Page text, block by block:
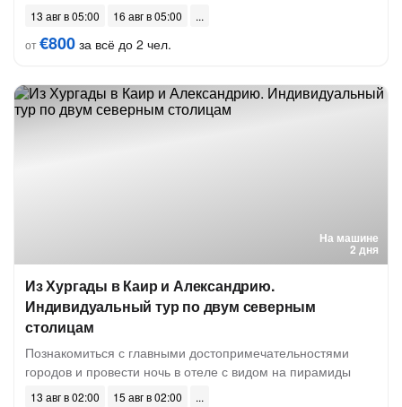
13 авг в 05:00
16 авг в 05:00
от€800 за всё до 2 чел.
На машине
2 дня
Из Хургады в Каир и Александрию.
Индивидуальный тур по двум северным
столицам
Познакомиться с главными достопримечательностями
городов и провести ночь в отеле с видом на пирамиды
13 авг в 02:00
15 авг в 02:00